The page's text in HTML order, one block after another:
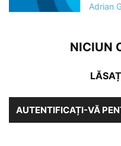
Adrian
NICIUN
AUTENTIFICAȚI-VĂ